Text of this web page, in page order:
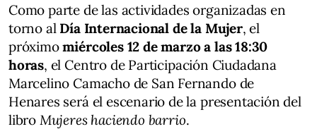
Como parte de las actividades organizadas en
torno al Día Internacional de la Mujer, el
próximomiércoles 12 de marzo a las 18:30
horas, el Centro de Participación Ciudadana
Marcelino Camacho de San Fernando de
Henares será el escenario de la presentación del
libro Mujeres haciendo barrio.